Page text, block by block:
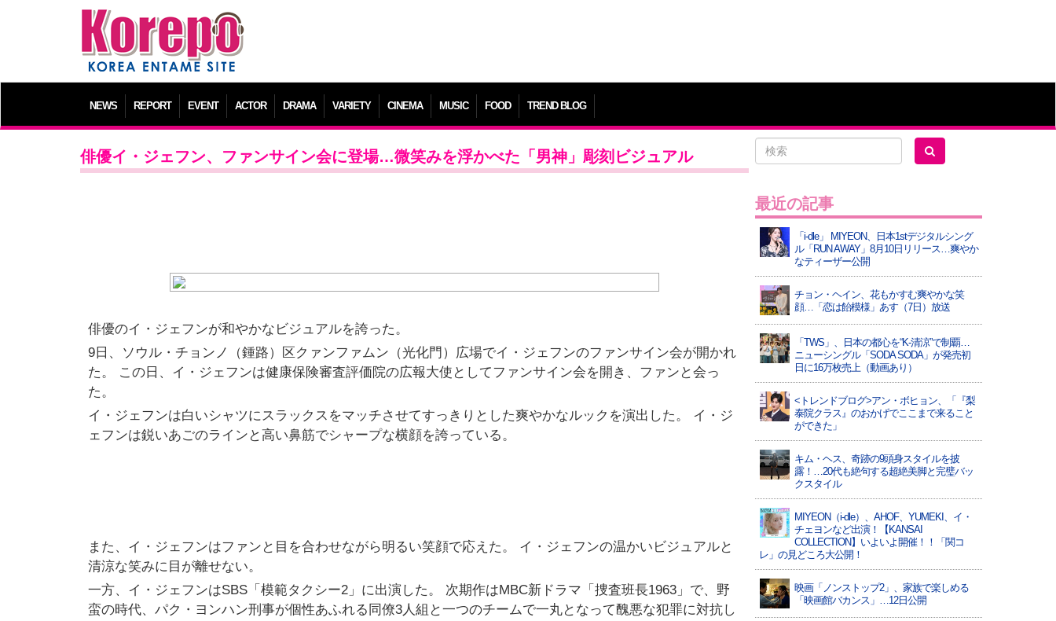
NEWS REPORT EVENT ACTOR DRAMA VARIETY CINEMA MUSIC FOOD TREND BLOG
俳優イ・ジェフン、ファンサイン会に登場…微笑みを浮かべた「男神」彫刻ビジュアル
俳優のイ・ジェフンが和やかなビジュアルを誇った。
9日、ソウル・チョンノ（鍾路）区クァンファムン（光化門）広場でイ・ジェフンのファンサイン会が開かれ
た。 この日、イ・ジェフンは健康保険審査評価院の広報大使としてファンサイン会を開き、ファンと会っ
た。
イ・ジェフンは白いシャツにスラックスをマッチさせてすっきりとした爽やかなルックを演出した。 イ・ジ
ェフンは鋭いあごのラインと高い鼻筋でシャープな横顔を誇っている。
また、イ・ジェフンはファンと目を合わせながら明るい笑顔で応えた。 イ・ジェフンの温かいビジュアルと
清涼な笑みに目が離せない。
一方、イ・ジェフンはSBS「模範タクシー2」に出演した。 次期作はMBC新ドラマ「捜査班長1963」で、野
蛮の時代、パク・ヨンハン刑事が個性あふれる同僚3人組と一つのチームで一丸となって醜悪な犯罪に対抗し
最近の記事
「i-dle」 MIYEON、日本1stデジタルシング
ル「RUN AWAY」8月10日リリース…爽やか
なティーザー公開
チョン・ヘイン、花もかすむ爽やかな笑
顔…「恋は飴模様」あす（7日）放送
「TWS」、日本の都心を“K-清涼”で制覇…
ニューシングル「SODA SODA」が発売初
日に16万枚売上（動画あり）
<トレンドブログ>アン・ボヒョン、「『梨
泰院クラス』のおかげでここまで来ること
ができた」
キム・ヘス、奇跡の9頭身スタイルを披
露！…20代も絶句する超絶美脚と完璧バッ
クスタイル
MIYEON（i-dle）、​AHOF​、YUMEKI、イ・
チェヨンなど出演！【KANSAI
COLLECTION】いよいよ開催！！「関コ
レ」の見どころ大公開！
映画「ノンストップ2」、家族で楽しめる
「映画館バカンス」…12日公開